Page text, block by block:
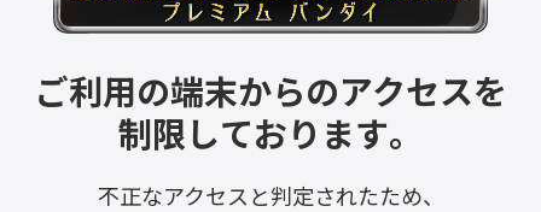
ご利用の端末からのアクセスを
制限しております。
不正なアクセスと判定されたため、